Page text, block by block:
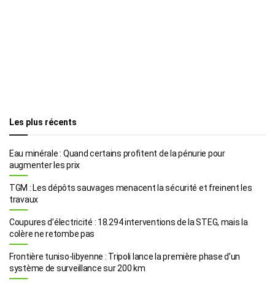
Les plus récents
Eau minérale : Quand certains profitent de la pénurie pour
augmenter les prix
TGM : Les dépôts sauvages menacent la sécurité et freinent les
travaux
Coupures d’électricité : 18.294 interventions de la STEG, mais la
colère ne retombe pas
Frontière tuniso-libyenne : Tripoli lance la première phase d’un
système de surveillance sur 200 km